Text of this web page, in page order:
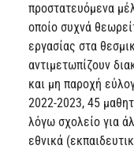
προστατευόμενα
οποίο συχνά
εργασίας στα
αντιμετωπίζουν
και μη παροχή
2022-2023, 45
λόγω σχολείο για
εθνικά